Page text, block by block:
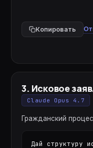
Копировать
3. Исковое
Claude Opus 4.7
Гражданский